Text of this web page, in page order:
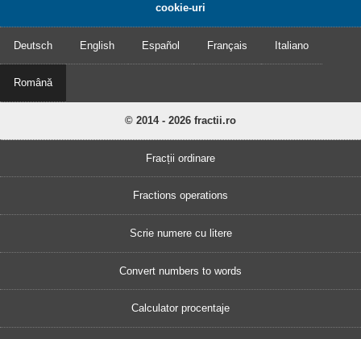
cookie-uri
Deutsch English Español Français Italiano
Română
© 2014 - 2026 fractii.ro
Fracții ordinare
Fractions operations
Scrie numere cu litere
Convert numbers to words
Calculator procentaje